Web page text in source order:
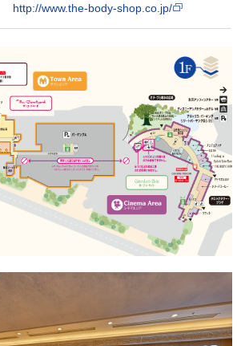
http://www.the-body-shop.co.jp/